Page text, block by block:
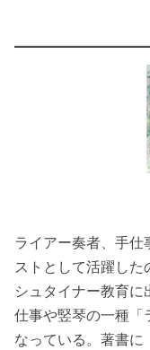
ライアー奏者、手仕
ストとして活躍した
シュタイナー教育
仕事や竪琴の一種「
なっている。著書